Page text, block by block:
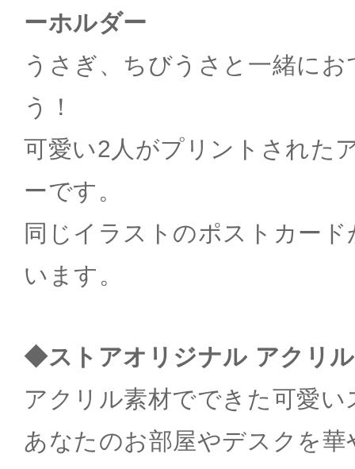
ーホルダー
うさぎ、ちびうさと一緒に
う！
可愛い2人がプリントされた
ーです。
同じイラストのポストカー
います。
◆ストアオリジナル アクリ
アクリル素材でできた可愛
あなたのお部屋やデスクを